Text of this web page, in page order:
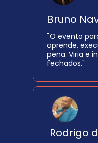
Rodrigo
Bruno
"O evento
aprende,
pena. Viria e
fechados."